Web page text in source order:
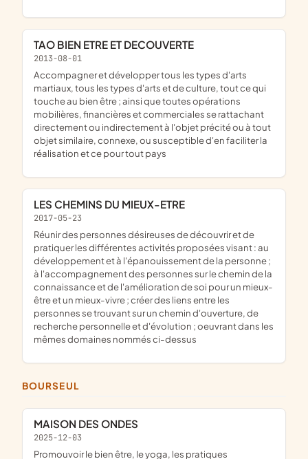
TAO BIEN ETRE ET DECOUVERTE
2013-08-01
accompagner et développer tous les types d'arts
martiaux, tous les types d'arts et de culture, tout ce qui
touche au bien être ; ainsi que toutes opérations
mobilières, financières et commerciales se rattachant
directement ou indirectement à l'objet précité ou à tout
objet similaire, connexe, ou susceptible d'en faciliter la
réalisation et ce pour tout pays
LES CHEMINS DU MIEUX-ETRE
2017-05-23
réunir des personnes désireuses de découvrir et de
pratiquer les différentes activités proposées visant : au
développement et à l'épanouissement de la personne ;
à l'accompagnement des personnes sur le chemin de la
connaissance et de l'amélioration de soi pour un mieux-
être et un mieux-vivre ; créer des liens entre les
personnes se trouvant sur un chemin d'ouverture, de
recherche personnelle et d'évolution ; oeuvrant dans les
mêmes domaines nommés ci-dessus
BOURSEUL
MAISON DES ONDES
2025-12-03
promouvoir le bien être, le yoga, les pratiques